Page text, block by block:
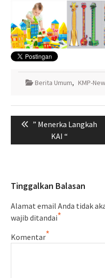
Berita Umum, KMP-
pos
Previous
” Menerka Langkah
KAI “
Tinggalkan Balasan
Alamat email Anda tidak
wajib ditandai*
Komentar*